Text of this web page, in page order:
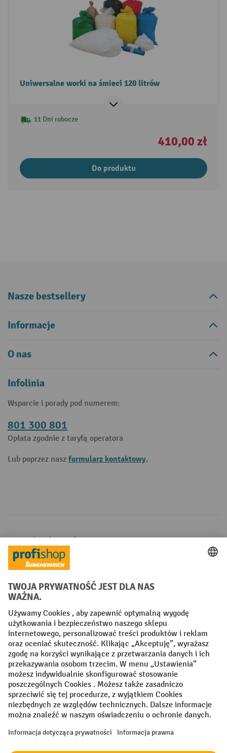
Uniwersalne worki na śmieci 120 litrów
11 Dni robocze
410,00 zł
Do produktu
Nasze bestsellery
Informacje
O nas
Infolinia
Wsparcie i porady pod numerem:
801 300 801
Opłata zgodnie z taryfą operatora
Lub poprzez nasz formularz kontaktowy.
Metody płatności
Creditcard (Master)Creditcard (Visa)
Factura Przedpłata
Sieci społecznościowe
Facebook
YouTube
LinkedIn
Instagram
Regulamin Impressum PL
Oświadczenie o ochronie danych
Ustawienia prywatności